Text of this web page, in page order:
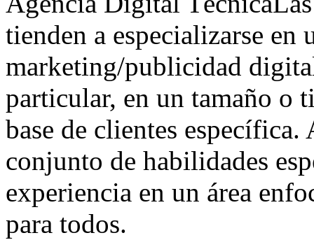
tienden a especializarse en
marketing/publicidad
particular, en un tamaño o
base de clientes
conjunto de habilidades
experiencia en un área
para todos.